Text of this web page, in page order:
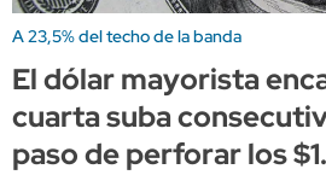
A 23,5% del techo de la banda
El dólar mayorista
cuarta suba
paso de perforar los